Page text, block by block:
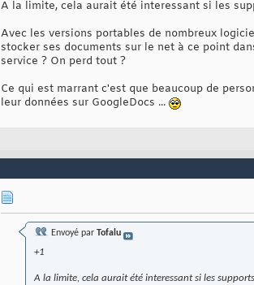
A la limite, cela aurait été interessant si les
Avec les versions portables de nombreux
stocker ses documents sur le net à ce point
service ? On perd tout ?
Ce qui est marrant c'est que beaucoup de
leur données sur GoogleDocs ...
Envoyé par Tofalu
+1
A la limite, cela aurait été interessant si les